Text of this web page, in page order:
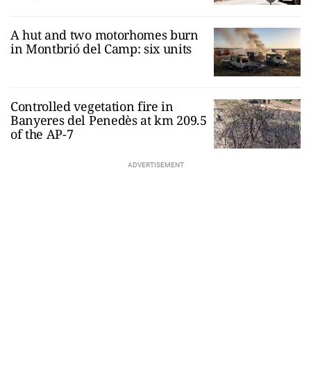
A hut and two motorhomes burn
in Montbrió del Camp: six units
Controlled vegetation fire in
Banyeres del Penedès at km 209.5
of the AP-7